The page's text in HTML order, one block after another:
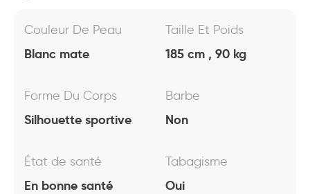
Couleur De Peau
Blanc mate
Taille Et Poids
185 cm , 90 kg
Forme Du Corps
Silhouette sportive
Barbe
Non
État de santé
En bonne santé
Tabagisme
Oui